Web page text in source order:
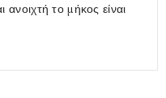
το μήκος είναι